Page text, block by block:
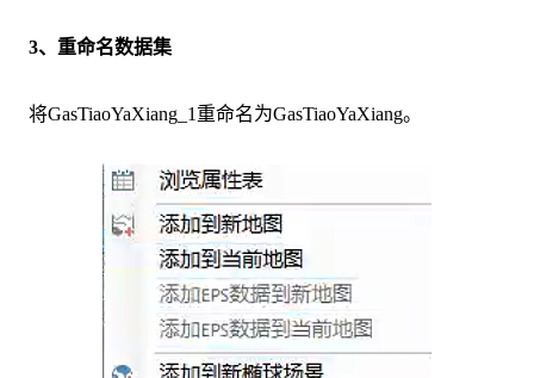
3、重命名数据集
将GasTiaoYaXiang_1重命名为GasTiaoYaXiang。